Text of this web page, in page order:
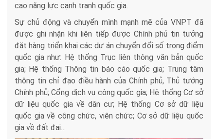
cao năng lực cạnh tranh quốc gia.
Sự chủ động và chuyển mình mạnh mẽ của VNPT đã
được ghi nhận khi liên tiếp được Chính phủ tin tưởng
đặt hàng triển khai các dự án chuyển đổi số trọng điểm
quốc gia như: Hệ thống Trục liên thông văn bản quốc
gia; Hệ thống Thông tin báo cáo quốc gia; Trung tâm
thông tin chỉ đạo điều hành của Chính phủ, Thủ tướng
Chính phủ; Cổng dịch vụ công quốc gia; Hệ thống Cơ sở
dữ liệu quốc gia về dân cư; Hệ thống Cơ sở dữ liệu
quốc gia về công chức, viên chức; Cơ sở dữ liệu quốc
gia về đất đai…